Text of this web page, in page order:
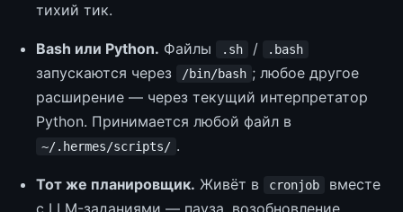
тихий тик.
Bash или Python. Файлы .sh / .bash
запускаются через /bin/bash ; любое другое
расширение — через текущий интерпретатор
Python. Принимается любой файл в
~/.hermes/scripts/ .
Тот же планировщик. Живёт в cronjob
вместе
с LLM-заданиями — пауза, возобновление,